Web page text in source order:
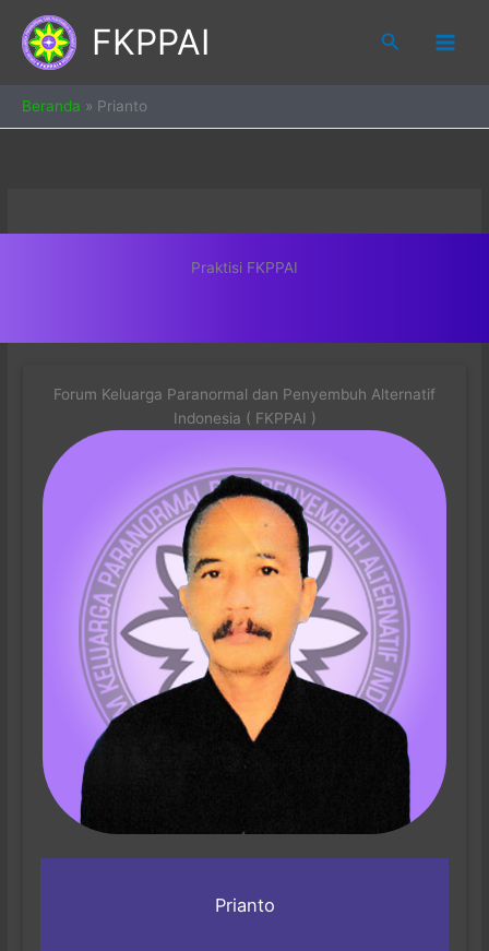
content
FKPPAI Search
Beranda » Prianto
Praktisi FKPPAI
Forum Keluarga Paranormal dan Penyembuh Alternatif
Indonesia ( FKPPAI )
Prianto